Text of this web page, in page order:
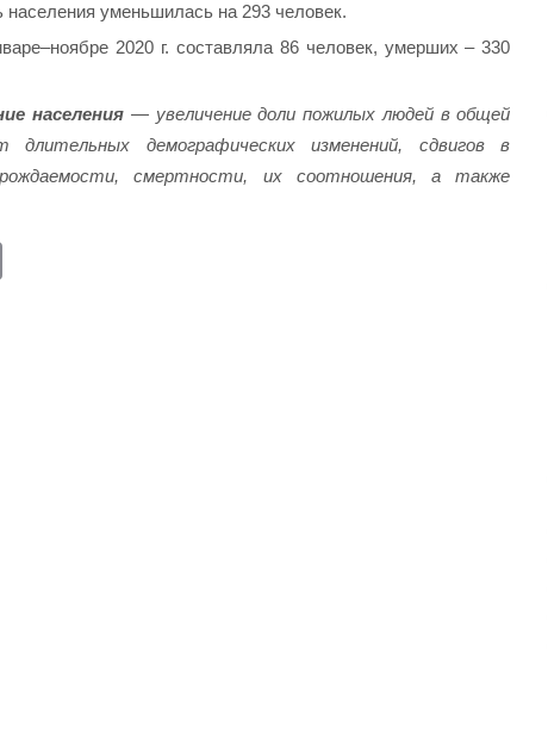
населения уменьшилась на 293 человек.
2020 г. составляла 86 человек, умерших – 330
населения — увеличение доли пожилых людей в общей
длительных демографических изменений, сдвигов в
рождаемости, смертности, их соотношения, а также